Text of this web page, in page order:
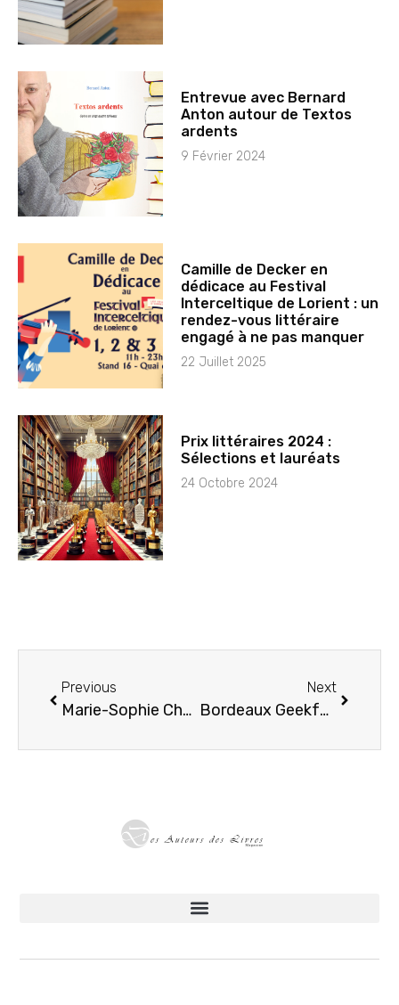
Entrevue avec Bernard
Anton autour de Textos
ardents
9 Février 2024
Camille de Decker en
dédicace au Festival
Interceltique de Lorient : un
rendez-vous littéraire
engagé à ne pas manquer
22 Juillet 2025
Prix littéraires 2024 :
Sélections et lauréats
24 Octobre 2024
Previous
Marie-Sophie Charpentier en dédicace à Valence le 23 mai
Next
Bordeaux Geekfest 2026 : le grand rendez-vous pop culture revient à Bordeaux